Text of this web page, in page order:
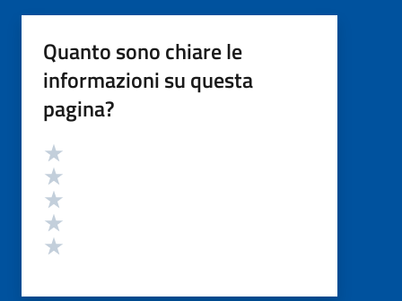
Quanto sono chiare le
informazioni su questa
pagina?
Valutazione